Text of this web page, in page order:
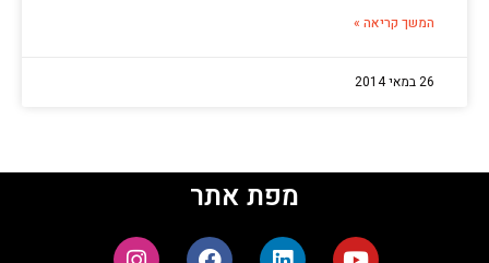
המשך קריאה »
26 במאי 2014
מפת אתר